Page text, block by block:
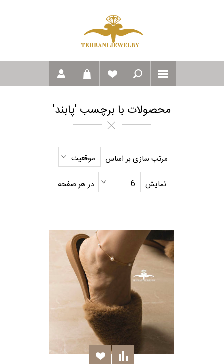
محصولات با برچسب 'پابند'
مرتب سازی بر اساس موقعیت
نمایش 6 در هر صفحه